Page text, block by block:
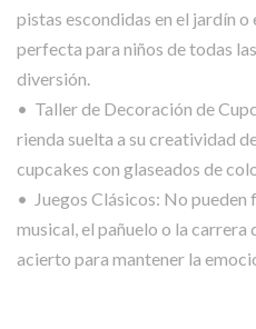
pistas escondidas en el jardín o
perfecta para niños de todas
diversión.
• Taller de Decoración de
rienda suelta a su creatividad
cupcakes con glaseados de
• Juegos Clásicos: No pueden
musical, el pañuelo o la carrera
acierto para mantener la